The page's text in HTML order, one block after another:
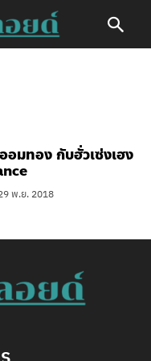
อมทอง กับฮั่วเซ่งเฮง
พ.ย. 2018